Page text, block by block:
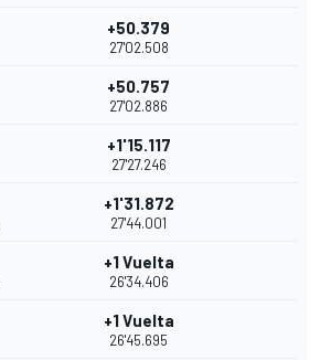
+50.379
27'02.508
+50.757
27'02.886
+1'15.117
27'27.246
+1'31.872
27'44.001
+1 Vuelta
26'34.406
+1 Vuelta
26'45.695